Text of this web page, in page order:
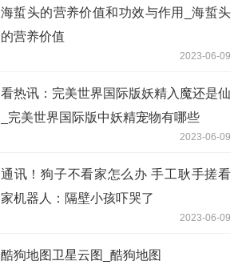
海蜇头的营养价值和功效与作用_海蜇头
的营养价值
2023-06-09
看热讯：完美世界国际版妖精入魔还是仙
_完美世界国际版中妖精宠物有哪些
2023-06-09
通讯！狗子不看家怎么办 手工耿手搓看
家机器人：隔壁小孩吓哭了
2023-06-09
酷狗地图卫星云图_酷狗地图